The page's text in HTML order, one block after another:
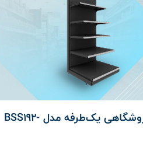
قفسه فروشگاهی یک‌طرفه مدل BSS192-